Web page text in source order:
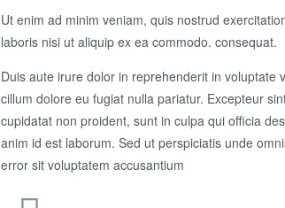
Ut enim ad minim veniam, quis nostrud
laboris nisi ut aliquip ex ea commodo. consequat.
Duis aute irure dolor in reprehenderit in voluptate
cillum dolore eu fugiat nulla pariatur. Excepteur
cupidatat non proident, sunt in culpa qui officia
anim id est laborum. Sed ut perspiciatis unde
error sit voluptatem accusantium